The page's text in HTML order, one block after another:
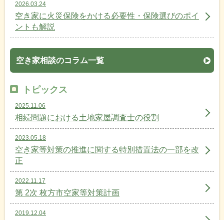
2026.03.24
空き家に火災保険をかける必要性・保険選びのポイ
ントも解説
空き家相談のコラム一覧
トピックス
2025.11.06
相続問題における土地家屋調査士の役割
2023.05.18
空き家等対策の推進に関する特別措置法の一部を改
正
2022.11.17
第 2次 枚方市空家等対策計画
2019.12.04